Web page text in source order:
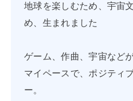
地球を楽しむため、宇宙
め、生まれました
ゲーム、作曲、宇宙など
マイペースで、ポジティ
ー。